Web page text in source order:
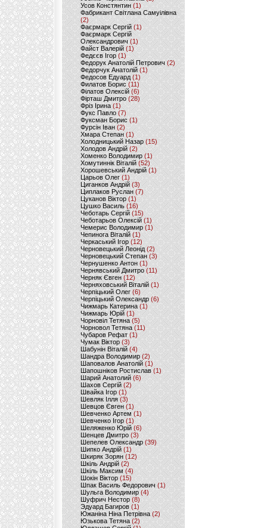
Усов Констянтин(1)
Фабрикант Світлана Самуілівна
(2)
Фаєрмарк Сергій(1)
Фаєрмарк Сергій
Олександрович (1)
Файст Валерій(1)
Федєєв Ігор (1)
Федорук Анатолій Петрович (2)
Федорчук Анатолій (1)
Федосов Едуард (1)
Филатов Борис (11)
Філатов Олексій (6)
Фірташ Дмитро (28)
Фріз Ірина (1)
Фукс Павло (7)
Фуксман Борис (1)
Фурсін Іван (2)
Хмара Степан(1)
Холодницький Назар(15)
Холодов Андрій (2)
Хоменко Володимир (1)
Хомутиннік Віталій (52)
Хорошевський Андрій (1)
Царьов Олег (1)
Циганков Андрій (3)
Циплаков Руслан(7)
Цуканов Віктор (1)
Цушко Василь (16)
Чеботарь Сергій (15)
Чеботарьов Олексій (1)
Чемерис Володимир (1)
Чепинога Віталій (1)
Черкаський Ігор (12)
Черновецький Леонід(2)
Черновецький Степан (3)
Чернушенко Антон (1)
Чернявський Дмитро(11)
Черняк Євген(12)
Черняховський Віталій (1)
Черпіцький Олег (6)
Черпіцький Олександр (6)
Чижмарь Катерина (1)
Чижмарь Юрій (1)
Чорновіл Тетяна (5)
Чорновол Тетяна (11)
Чубаров Рефат (1)
Чумак Віктор(3)
Шабунін Віталій (4)
Шандра Володимир (2)
Шаповалов Анатолій(1)
Шапошніков Ростислав(1)
Шарий Анатолий(6)
Шахов Сергій(2)
Швайка Ігор (1)
Шевляк Ілля (3)
Шевцов Євген (1)
Шевченко Артем(1)
Шевченко Ігор(1)
Шеляженко Юрій (6)
Шенцев Дмитро (3)
Шепелев Олександр (39)
Шипко Андрій(1)
Шкиряк Зорян(12)
Шкіль Андрій(2)
Шкіль Максим (4)
Шокін Віктор (15)
Шпак Василь Федорович (1)
Шульга Володимир (4)
Шуфрич Нестор(8)
Эдуард Багиров (1)
Южаніна Ніна Петрівна (2)
Юзькова Тетяна(2)